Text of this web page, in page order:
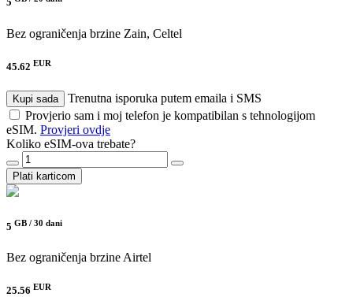
Bez ograničenja brzine Zain, Celtel
45.62 EUR
Kupi sada
Trenutna isporuka putem emaila i SMS
Provjerio sam i moj telefon je kompatibilan s tehnologijom
eSIM. Provjeri ovdje
Koliko eSIM-ova trebate?
Plati karticom
5 GB / 30 dani
Bez ograničenja brzine Airtel
25.56 EUR